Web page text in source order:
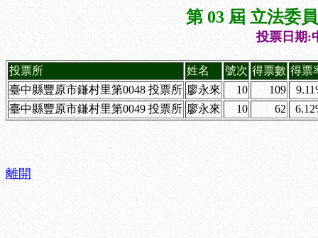
第 03 屆 立法委
投票日期:
投票所 姓名 號次 得票數 得票
臺中縣豐原市鎌村里第0048 投票所 廖永來 10 109
臺中縣豐原市鎌村里第0049 投票所 廖永來 10 62
離開